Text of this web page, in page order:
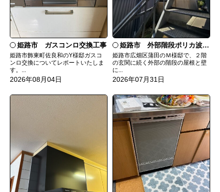
姫路市 ガスコンロ交換工事
姫路市飾東町佐良和のY様邸ガスコ
ンロ交換についてレポートいたしま
す。...
2026年08月04日
姫路市 外部階段ポリカ波板張替工事
姫路市広畑区蒲田のＭ様邸で、２階
の玄関に続く外部の階段の屋根と壁
に...
2026年07月31日